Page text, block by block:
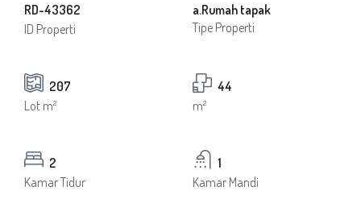
RD-43362
ID Properti
a.Rumah tapak
Tipe Properti
207
Lot m²
44
m²
2
Kamar Tidur
1
Kamar Mandi